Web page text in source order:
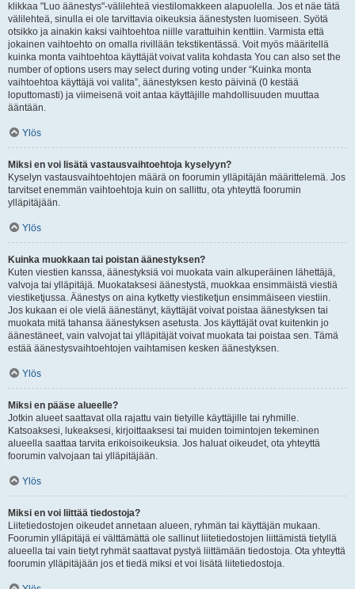
klikkaa "Luo äänestys"-välilehteä viestilomakkeen alapuolella. Jos et näe tätä
välilehteä, sinulla ei ole tarvittavia oikeuksia äänestysten luomiseen. Syötä
otsikko ja ainakin kaksi vaihtoehtoa niille varattuihin kenttiin. Varmista että
jokainen vaihtoehto on omalla rivillään tekstikentässä. Voit myös määritellä
kuinka monta vaihtoehtoa käyttäjät voivat valita kohdasta You can also set the
number of options users may select during voting under “Kuinka monta
vaihtoehtoa käyttäjä voi valita”, äänestyksen kesto päivinä (0 kestää
loputtomasti) ja viimeisenä voit antaa käyttäjille mahdollisuuden muuttaa
ääntään.
Ylös
Miksi en voi lisätä vastausvaihtoehtoja kyselyyn?
Kyselyn vastausvaihtoehtojen määrä on foorumin ylläpitäjän määrittelemä. Jos
tarvitset enemmän vaihtoehtoja kuin on sallittu, ota yhteyttä foorumin
ylläpitäjään.
Ylös
Kuinka muokkaan tai poistan äänestyksen?
Kuten viestien kanssa, äänestyksiä voi muokata vain alkuperäinen lähettäjä,
valvoja tai ylläpitäjä. Muokataksesi äänestystä, muokkaa ensimmäistä viestiä
viestiketjussa. Äänestys on aina kytketty viestiketjun ensimmäiseen viestiin.
Jos kukaan ei ole vielä äänestänyt, käyttäjät voivat poistaa äänestyksen tai
muokata mitä tahansa äänestyksen asetusta. Jos käyttäjät ovat kuitenkin jo
äänestäneet, vain valvojat tai ylläpitäjät voivat muokata tai poistaa sen. Tämä
estää äänestysvaihtoehtojen vaihtamisen kesken äänestyksen.
Ylös
Miksi en pääse alueelle?
Jotkin alueet saattavat olla rajattu vain tietyille käyttäjille tai ryhmille.
Katsoaksesi, lukeaksesi, kirjoittaaksesi tai muiden toimintojen tekeminen
alueella saattaa tarvita erikoisoikeuksia. Jos haluat oikeudet, ota yhteyttä
foorumin valvojaan tai ylläpitäjään.
Ylös
Miksi en voi liittää tiedostoja?
Liitetiedostojen oikeudet annetaan alueen, ryhmän tai käyttäjän mukaan.
Foorumin ylläpitäjä ei välttämättä ole sallinut liitetiedostojen liittämistä tietyllä
alueella tai vain tietyt ryhmät saattavat pystyä liittämään tiedostoja. Ota yhteyttä
foorumin ylläpitäjään jos et tiedä miksi et voi lisätä liitetiedostoja.